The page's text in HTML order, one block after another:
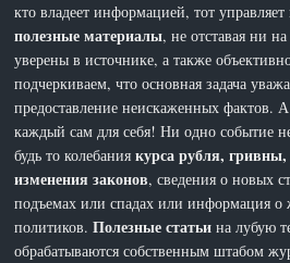
кто владеет информацией, тот
полезные материалы, не отставая ни
уверены в источнике, а также
подчеркиваем, что основная задача
предоставление неискаженных фактов.
каждый сам для себя! Ни одно событие
будь то колебаниякурса рубля,
изменения законов, сведения о новых
подъемах или спадах или информация о
политиков.Полезные статьи на лубую
обрабатываются собственным штабом